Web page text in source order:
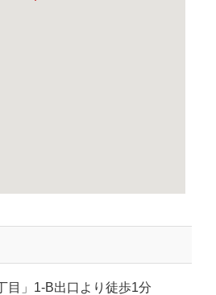
目」1-B出口より徒歩1分